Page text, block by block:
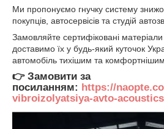
Ми пропонуємо гнучку систему
покупців, автосервісів та студій
Замовляйте сертифіковані
доставимо їх у будь-який куточок
автомобіль тихішим та
👉Замовити за
посиланням: https://
vibroizolyatsiya-avto-